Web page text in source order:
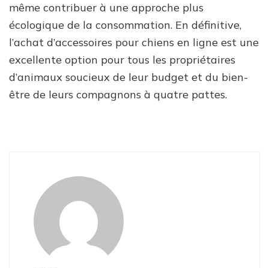
même contribuer à une approche plus
écologique de la consommation. En définitive,
l’achat d’accessoires pour chiens en ligne est une
excellente option pour tous les propriétaires
d’animaux soucieux de leur budget et du bien-
être de leurs compagnons à quatre pattes.